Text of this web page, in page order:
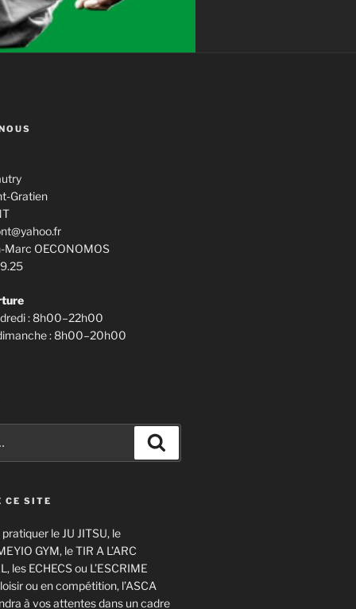
Gratien
Marc OECONOMOS
: 8h00–22h00
: 8h00–20h00
CE SITE
le JU JITSU, le
GYM, le TIR A L’ARC
les ECHECS ou L’ESCRIME
ou en compétition, l’ASCA
à vos attentes dans un cadre